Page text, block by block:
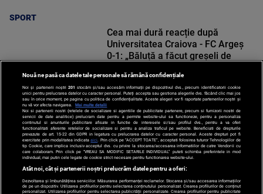
SPORT
SPORT
Cea mai dură reacție după
Universitatea Craiova - FC Argeș
0-1: „Băluță a făcut greșeli de
Nouă ne pasă ca datele tale personale să rămână confidențiale
Noi și partenerii noștri 201 stocăm și/sau accesăm informații pe dispozitivul dvs., precum identificatorii cookie
unici pentru prelucrarea datelor cu caracter personal. Puteți accepta sau gestiona alegerile dvs. făcând clic mai jos
sau în orice moment, pe pagina cu politica de confidențialitate. Aceste alegeri vor fi raportate partenerilor noștri și
nu vă vor afecta navigarea.
Mai multe detalii
Noi si partenerii nostri (retelele de socializare si agentiile de publicitate partenere, precum si furnizorii nostri de
servicii de date analitice) prelucram date pentru a permite website-ului sa functioneze, pentru a personaliza
continutul si anunturile publicitare afisate in functie de interesele si/sau profilul dvs., pentru a va oferi
functionalitati aferente retelelor de socializare si pentru a analiza traficul pe website. Beneficiati de drepturile
prevazute de art. 15-22 din GDPR in legatura cu prelucrarea datelor cu caracter personal. Aceste drepturi pot fi
exercitate prin modalitatea indicataaici . Prin click pe “ACCEPT TOATE”, acceptati folosirea tuturor Tehnologiilor de
tip Cookie, care implica inclusiv acceptul dvs. cu privire la stocarea/accesarea informatiilor de catre Vendor-ii cu
care colaboram. Prin click pe “VREAU SA MODIFIC SETARILE INDIVIDUAL” puteti schimba preferintele in mod
individual, mai putin cele legate de cookie strict necesare pentru functionarea website-ului.
Atât noi, cât și partenerii noștri prelucrăm datele pentru a oferi:
Dezvoltarea și îmbunătățirea serviciilor. Măsurarea performanței reclamelor. Stocarea și/sau accesarea informațiilor
de pe un dispozitiv. Utilizarea profilurilor pentru selectarea conținutului personalizat. Crearea profilurilor de conținut
personalizat. Utilizarea profilurilor pentru selectarea publicității personalizate. Crearea profilurilor pentru publicitate